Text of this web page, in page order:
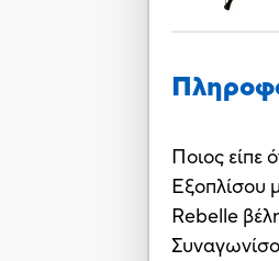
Ποιος είπε
Εξοπλίσου
Rebelle